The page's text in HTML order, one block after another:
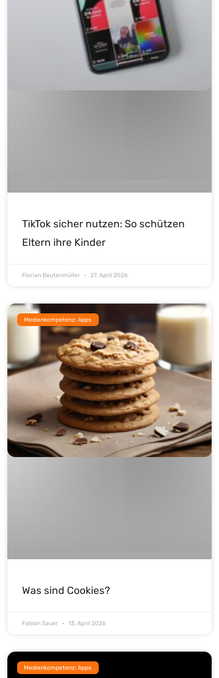
TikTok sicher nutzen: So schützen
Eltern ihre Kinder
Florian Beutenmüller 27. April 2026
Medienkompetenz: Apps
Was sind Cookies?
Fabian Sauer 13. April 2026
Medienkompetenz: Apps